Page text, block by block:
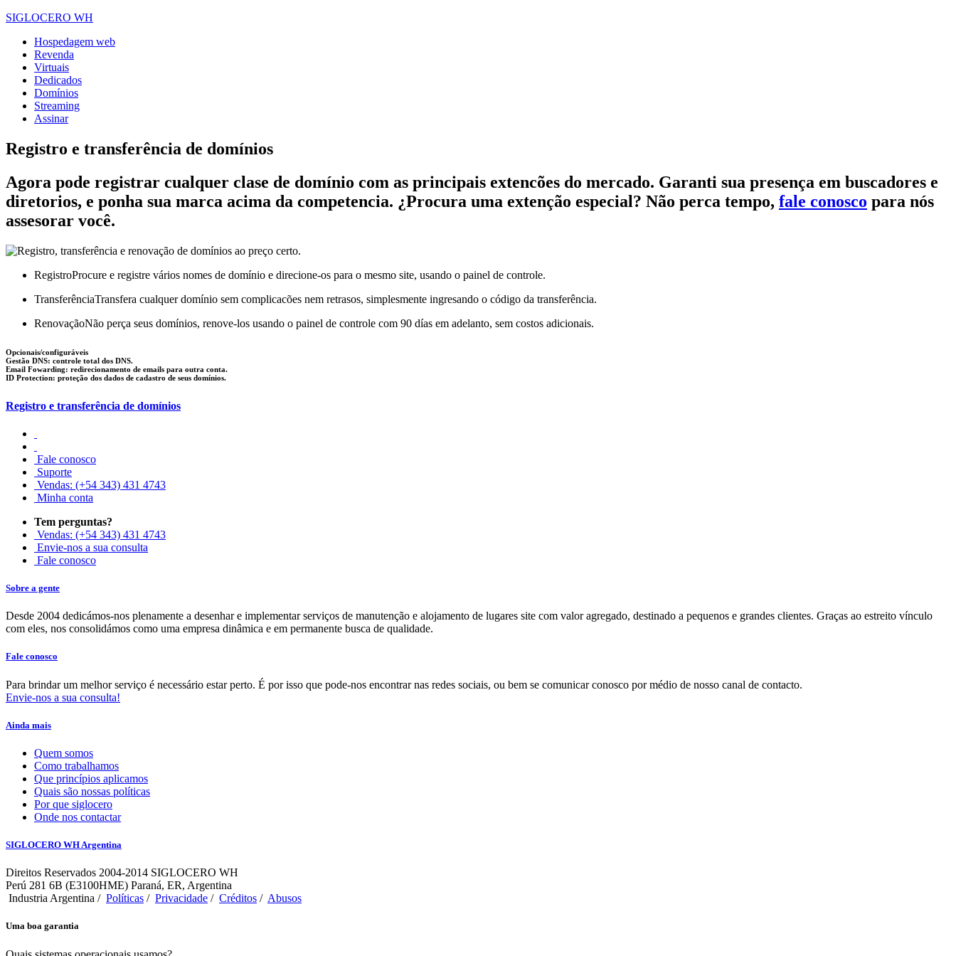
SIGLOCERO WH
Hospedagem web
Revenda
Virtuais
Dedicados
Domínios
Streaming
Assinar
Registro e transferência de domínios
Agora pode registrar cualquer clase de domínio com as principais extencões do mercado. Garanti sua presença em buscadores e
diretorios, e ponha sua marca acima da competencia. ¿Procura uma extenção especial? Não perca tempo, fale conosco para nós
assesorar você.
RegistroProcure e registre vários nomes de domínio e direcione-os para o mesmo site, usando o painel de controle.
TransferênciaTransfera cualquer domínio sem complicacões nem retrasos, simplesmente ingresando o código da transferência.
RenovaçãoNão perça seus domínios, renove-los usando o painel de controle com 90 días em adelanto, sem costos adicionais.
Opcionais/configuráveis
Gestão DNS: controle total dos DNS.
Email Fowarding: redirecionamento de emails para outra conta.
ID Protection: proteção dos dados de cadastro de seus domínios.
Registro e transferência de domínios
Fale conosco
Suporte
Vendas: (+54 343) 431 4743
Minha conta
Tem perguntas?
Vendas: (+54 343) 431 4743
Envie-nos a sua consulta
Fale conosco
Sobre a gente
Desde 2004 dedicámos-nos plenamente a desenhar e implementar serviços de manutenção e alojamento de lugares site com valor agregado, destinado a pequenos e grandes clientes. Graças ao estreito vínculo
com eles, nos consolidámos como uma empresa dinâmica e em permanente busca de qualidade.
Fale conosco
Para brindar um melhor serviço é necessário estar perto. É por isso que pode-nos encontrar nas redes sociais, ou bem se comunicar conosco por médio de nosso canal de contacto.
Envie-nos a sua consulta!
Ainda mais
Quem somos
Como trabalhamos
Que princípios aplicamos
Quais são nossas políticas
Por que siglocero
Onde nos contactar
SIGLOCERO WH Argentina
Direitos Reservados 2004-2014 SIGLOCERO WH
Perú 281 6B (E3100HME) Paraná, ER, Argentina
Industria Argentina / Políticas / Privacidade / Créditos / Abusos
Uma boa garantia